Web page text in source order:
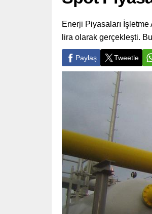
Enerji Piyasaları
lira olarak gerçekleşti.
Paylaş Tweetle